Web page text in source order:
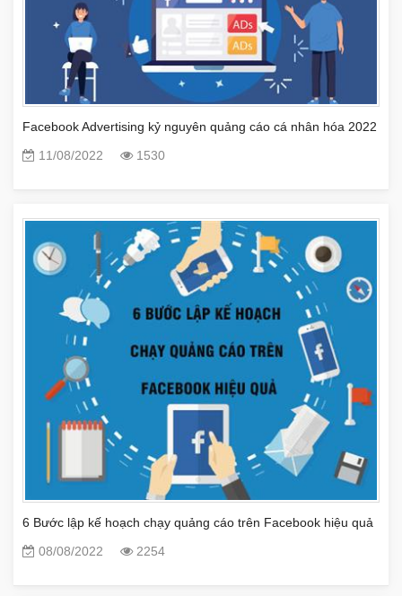
Facebook Advertising kỷ nguyên quảng cáo cá nhân hóa 2022
11/08/2022
1530
6 Bước lập kế hoạch chạy quảng cáo trên Facebook hiệu quả
08/08/2022
2254